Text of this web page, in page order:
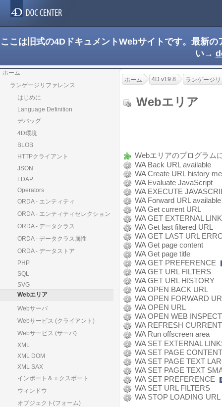
ここは旧式の4DドキュメントWebサイトです。最新
い→
ホーム
ランゲージリファレンス
はじめに
Language Definition
デバッグ
4D環境
BLOB
HTTPクライアント
JSON
LDAP
Operators
ORDA - エンティティ
ORDA - エンティティセレクション
ORDA - データクラス
ORDA - データクラス属性
ORDA - データストア
PHP
SQL
SVG
Webエリア
Webサーバ
Webサービス (クライアント)
Webサービス (サーバ)
XML
XML DOM
XML SAX
インポート＆エクスポート
ウィンドウ
オブジェクト(フォーム)
ホーム 4D v19.8 ランゲージ
Webエリア
Webエリアのプログラム
WA Back URL available
WA Create URL history
WA Evaluate JavaScript
WA EXECUTE
WA Forward URL available
WA Get current URL
WA GET EXTERNAL
WA Get last filtered URL
WA GET LAST URL
WA Get page content
WA Get page title
WA GET PREFERENCE
WA GET URL FILTERS
WA GET URL HISTORY
WA OPEN BACK URL
WA OPEN FORWARD
WA OPEN URL
WA OPEN WEB
WA REFRESH
WA Run offscreen area
WA SET EXTERNAL
WA SET PAGE CONTENT
WA SET PAGE TEXT
WA SET PAGE TEXT
WA SET PREFERENCE
WA SET URL FILTERS
WA STOP LOADING URL